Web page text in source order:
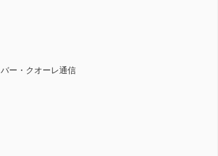
バー・クオーレ通信